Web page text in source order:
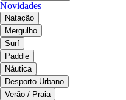
Novidades
Natação
Mergulho
Surf
Paddle
Náutica
Desporto Urbano
Verão / Praia